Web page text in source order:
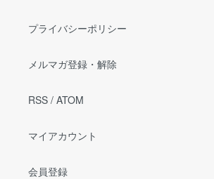
プライバシーポリシー
メルマガ登録・解除
RSS / ATOM
マイアカウント
会員登録